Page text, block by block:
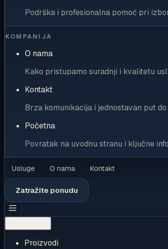
Podrška i profesionalna pomoć pri
KOMPANIJA
O nama
Kako pristupamo suradnji i kvalitetu
Kontakt
Brza komunikacija i jednostavan put do
Početna
Povratak na uvodnu stranu i ključne
Usluge O nama Kontakt
Zatražite ponudu
Proizvodi